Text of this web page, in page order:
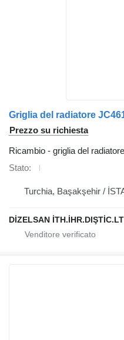
Prezzo su richiesta
Ricambio - griglia del radiatore
Stato
Turchia, Başakşehir /
DİZELSAN